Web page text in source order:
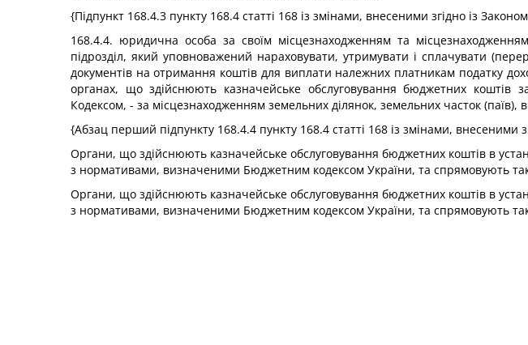
{Підпункт 168.4.3 пункту 168.4 статті 168 із змінами, внесеними згідно із Законом
168.4.4. юридична особа за своїм місцезнаходженням та
підрозділ, який уповноважений нараховувати, утримувати і сплачувати
документів на отримання коштів для виплати належних платникам податку
органах, що здійснюють казначейське обслуговування бюджетних коштів
Кодексом, - за місцезнаходженням земельних ділянок, земельних часток (паїв),
{Абзац перший підпункту 168.4.4 пункту 168.4 статті 168 із змінами, внесеними
Органи, що здійснюють казначейське обслуговування бюджетних коштів в
з нормативами, визначеними Бюджетним кодексом України, та спрямовують
Органи, що здійснюють казначейське обслуговування бюджетних коштів в
з нормативами, визначеними Бюджетним кодексом України, та спрямовують